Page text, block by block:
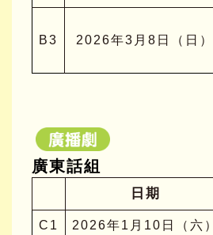
B3 2026年3月8日（日）
廣東話組
日期
C1 2026年1月10日（六）